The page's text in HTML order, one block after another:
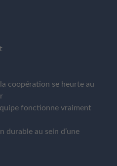
coopération se heurte au
fonctionne vraiment
durable au sein d’une